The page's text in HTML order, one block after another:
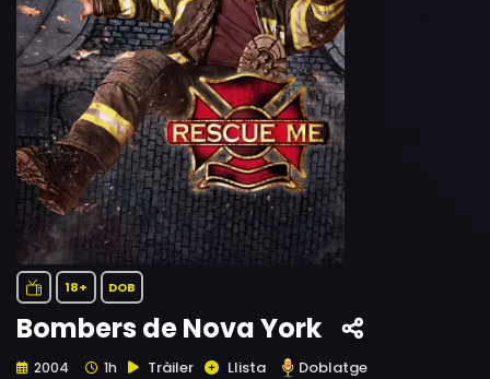
18+ DOB
Bombers de Nova York
2004 1h Tràiler Llista Doblatge